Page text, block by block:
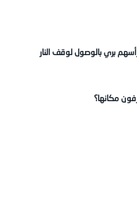
بري بالوصول لوقف النار